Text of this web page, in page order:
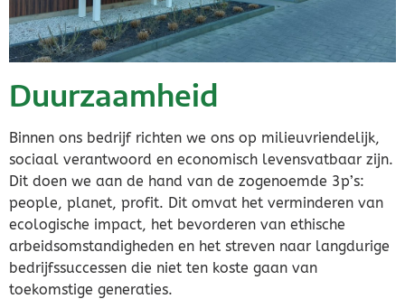
Duurzaamheid
Binnen ons bedrijf richten we ons op milieuvriendelijk,
sociaal verantwoord en economisch levensvatbaar zijn.
Dit doen we aan de hand van de zogenoemde 3p’s:
people, planet, profit. Dit omvat het verminderen van
ecologische impact, het bevorderen van ethische
arbeidsomstandigheden en het streven naar langdurige
bedrijfssuccessen die niet ten koste gaan van
toekomstige generaties.